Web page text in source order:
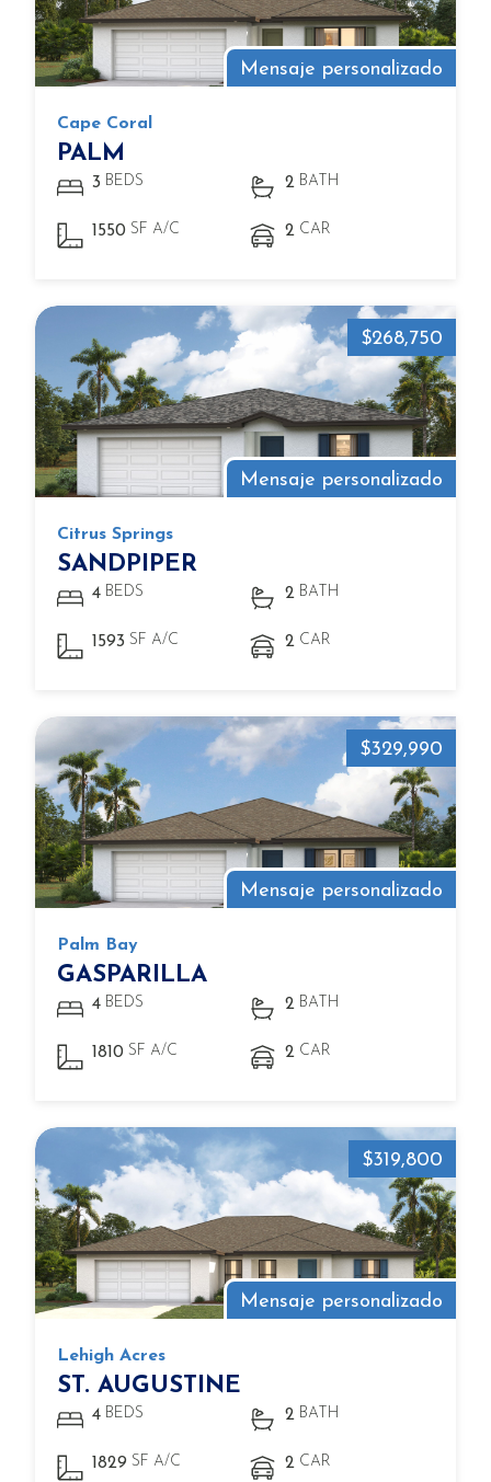
Mensaje personalizado
Cape Coral
PALM
3 BEDS 2 BATH
1550 SF A/C 2 CAR
Mensaje personalizado
$268,750
Citrus Springs
SANDPIPER
4 BEDS 2 BATH
1593 SF A/C 2 CAR
Mensaje personalizado
$329,990
Palm Bay
GASPARILLA
4 BEDS 2 BATH
1810 SF A/C 2 CAR
Mensaje personalizado
$319,800
Lehigh Acres
ST. AUGUSTINE
4 BEDS 2 BATH
1829 SF A/C 2 CAR